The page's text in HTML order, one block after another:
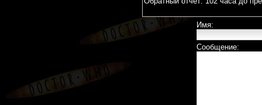
Имя:
Сообщение: